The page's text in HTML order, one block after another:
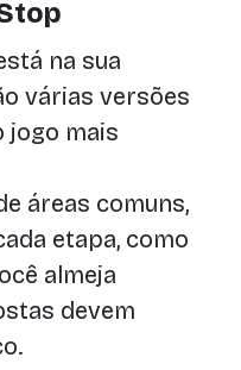
na sua
várias versões
jogo mais
áreas comuns,
etapa, como
almeja
devem